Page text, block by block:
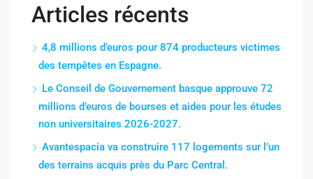
Articles récents
4,8 millions d’euros pour 874 producteurs victimes
des tempêtes en Espagne.
Le Conseil de Gouvernement basque approuve 72
millions d’euros de bourses et aides pour les études
non universitaires 2026-2027.
Avantespacia va construire 117 logements sur l’un
des terrains acquis près du Parc Central.